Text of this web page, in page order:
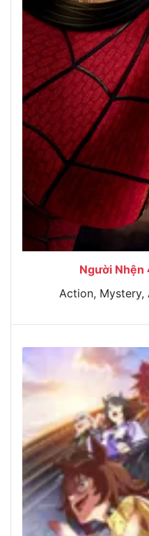
Người Nhện
Action, Mystery,